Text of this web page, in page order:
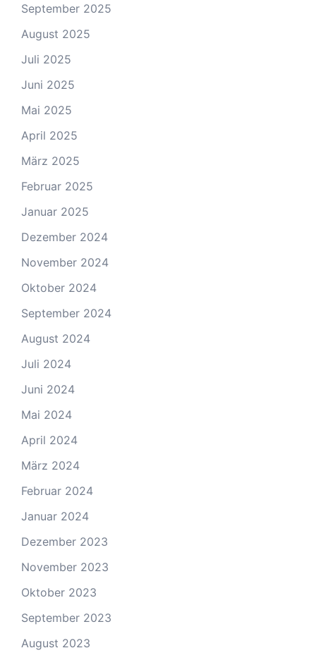
September 2025
August 2025
Juli 2025
Juni 2025
Mai 2025
April 2025
März 2025
Februar 2025
Januar 2025
Dezember 2024
November 2024
Oktober 2024
September 2024
August 2024
Juli 2024
Juni 2024
Mai 2024
April 2024
März 2024
Februar 2024
Januar 2024
Dezember 2023
November 2023
Oktober 2023
September 2023
August 2023